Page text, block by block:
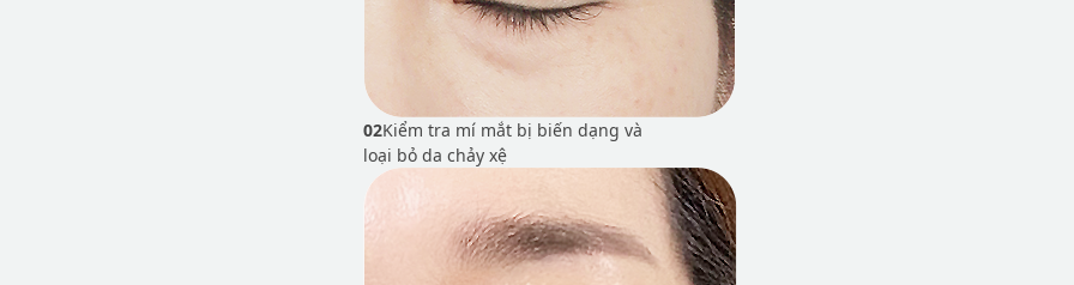
02Kiểm tra mí mắt bị biến dạng và
loại bỏ da chảy xệ